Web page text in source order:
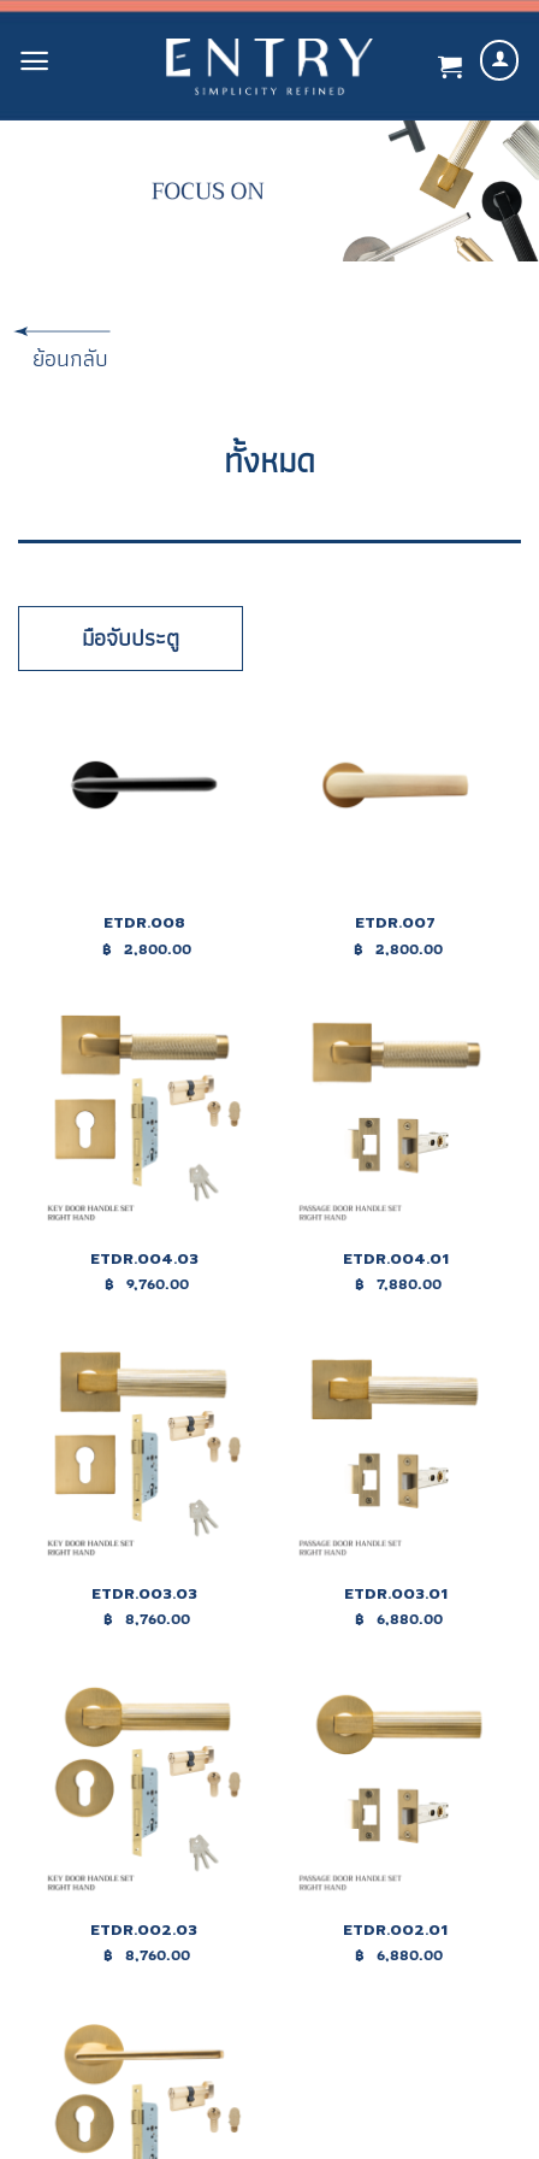
Skip
content
ย้อนกลับ
ทั้งหมด
มือจับประตู
ETDR.008
฿ 2,800.00
ETDR.007
฿ 2,800.00
ETDR.004.03
฿ 9,760.00
ETDR.004.01
฿ 7,880.00
ETDR.003.03
฿ 8,760.00
ETDR.003.01
฿ 6,880.00
ETDR.002.03
฿ 8,760.00
ETDR.002.01
฿ 6,880.00